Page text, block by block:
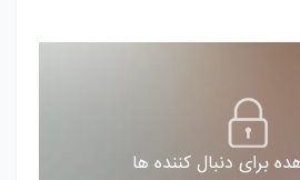
برای دنبال کننده ها